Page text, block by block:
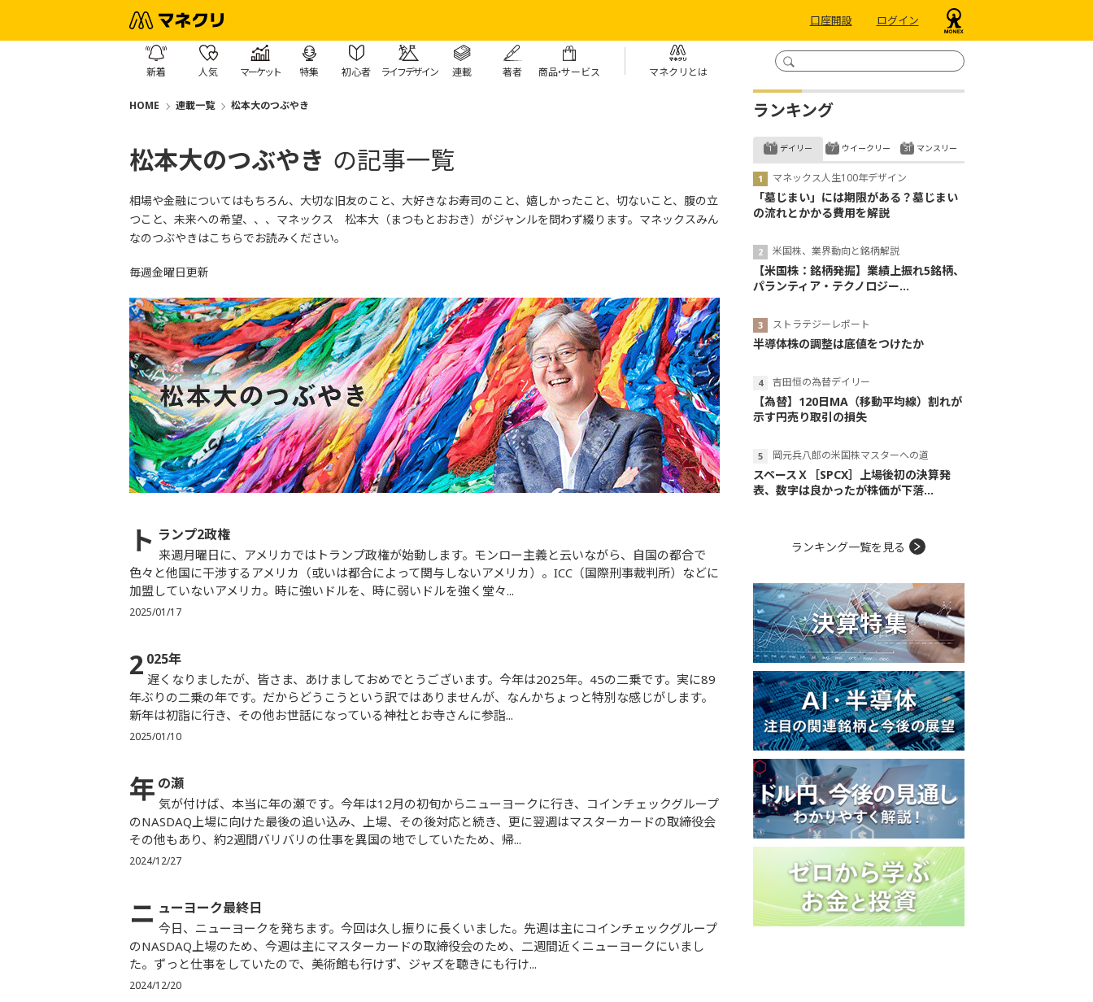
口座開設 ログイン
新着 人気 マーケット 特集 初心者 ライフデザイン 連載 著者 商品・サービス マネクリとは
HOME 連載一覧 松本大のつぶやき
松本大のつぶやき の記事一覧
相場や金融についてはもちろん、大切な旧友のこと、大好きなお寿司のこと、嬉しかったこと、切ないこと、腹の立
つこと、未来への希望、、、マネックス 松本大（まつもとおおき）がジャンルを問わず綴ります。 マネックスみん
なのつぶやきはこちらでお読みください。
毎週金曜日更新
ト ランプ2政権
来週月曜日に、アメリカではトランプ政権が始動します。モンロー主義と云いながら、自国の都合で
色々と他国に干渉するアメリカ（或いは都合によって関与しないアメリカ）。ICC（国際刑事裁判所）などに
加盟していないアメリカ。時に強いドルを、時に弱いドルを強く堂々...
2025/01/17
2 025年
遅くなりましたが、皆さま、あけましておめでとうございます。今年は2025年。45の二乗です。実に89
年ぶりの二乗の年です。だからどうこうという訳ではありませんが、なんかちょっと特別な感じがします。
新年は初詣に行き、その他お世話になっている神社とお寺さんに参詣...
2025/01/10
年 の瀬
気が付けば、本当に年の瀬です。今年は12月の初旬からニューヨークに行き、コインチェックグループ
のNASDAQ上場に向けた最後の追い込み、上場、その後対応と続き、更に翌週はマスターカードの取締役会
その他もあり、約2週間バリバリの仕事を異国の地でしていたため、帰...
2024/12/27
ニ ューヨーク最終日
今日、ニューヨークを発ちます。今回は久し振りに長くいました。先週は主にコインチェックグループ
のNASDAQ上場のため、今週は主にマスターカードの取締役会のため、二週間近くニューヨークにいまし
た。ずっと仕事をしていたので、美術館も行けず、ジャズを聴きにも行け...
2024/12/20
ランキング
デイリー
マネックス人生100年デザイン
「墓じまい」には期限がある？墓じまい
の流れとかかる費用を解説
米国株、業界動向と銘柄解説
【米国株：銘柄発掘】業績上振れ5銘柄、
パランティア・テクノロジー...
ストラテジーレポート
半導体株の調整は底値をつけたか
吉田恒の為替デイリー
【為替】120日MA（移動平均線）割れが
示す円売り取引の損失
岡元兵八郎の米国株マスターへの道
スペースＸ［SPCX］上場後初の決算発
表、数字は良かったが株価が下落...
ウイークリー マンスリー
ランキング一覧を見る